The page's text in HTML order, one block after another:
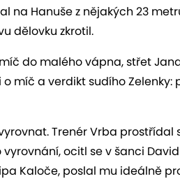
na Hanuše z nějakých 23
dělovku zkrotil.
do malého vápna, střet
míč a verdikt sudího Zelenky:
Trenér Vrba prostřídal
ocitl se v šanci
Kaloče, poslal mu ideálně